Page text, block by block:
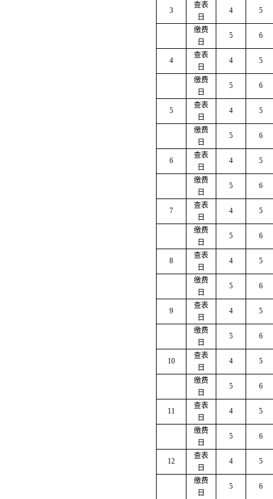
3
查表
日
4 5
缴费
日
5 6
4
查表
日
4 5
缴费
日
5 6
5
查表
日
4 5
缴费
日
5 6
6
查表
日
4 5
缴费
日
5 6
7
查表
日
4 5
缴费
日
5 6
8
查表
日
4 5
缴费
日
5 6
9
查表
日
4 5
缴费
日
5 6
10
查表
日
4 5
缴费
日
5 6
11
查表
日
4 5
缴费
日
5 6
12
查表
日
4 5
缴费
日
5 6